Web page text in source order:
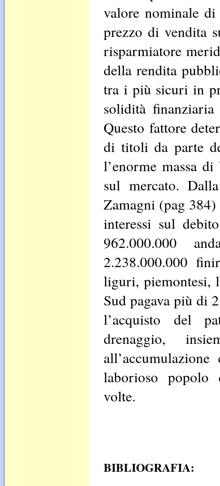
valore nominale
prezzo di vendita
risparmiatore
della rendita
tra i più sicuri in
solidità
Questo fattore
di titoli da parte
l’enorme massa
sul mercato.
Zamagni (pag
interessi sul
962.000.000
2.238.000.000
liguri, piemontesi,
Sud pagava più di
l’acquisto del
drenaggio,
laborioso
volte.
BIBLIOGRAFIA: